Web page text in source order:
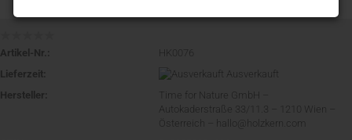
Artikel-Nr.:
HK0076
Lieferzeit:
Ausverkauft
Hersteller:
Time for Nature GmbH –
Autokaderstraße 33/11.3 – 1210 Wien –
Österreich – hallo@holzkern.com